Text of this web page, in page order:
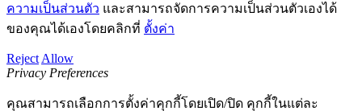
ความเป็นส่วนตัว และสามารถจัดการความเป็นส่วนตัวเองได้
ของคุณได้เองโดยคลิกที่ ตั้งค่า
Reject Allow
Privacy Preferences
คุณสามารถเลือกการตั้งค่าคุกกี้โดยเปิด/ปิด คุกกี้ในแต่ละ